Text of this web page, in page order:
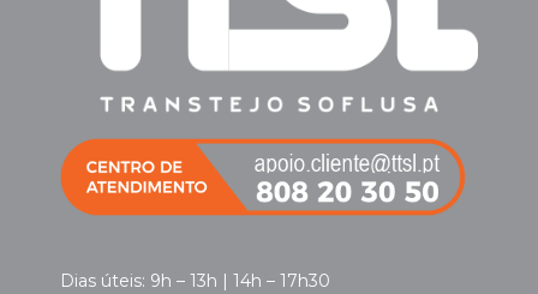
Dias úteis: 9h – 13h | 14h – 17h30